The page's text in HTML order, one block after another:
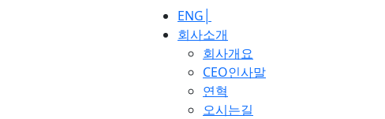
ENG│
회사소개
회사개요
CEO인사말
연혁
오시는길